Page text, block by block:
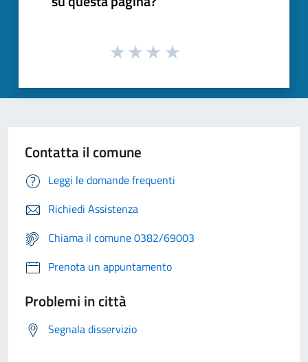
Contatta il comune
Leggi le domande frequenti
Richiedi Assistenza
Chiama il comune 0382/69003
Prenota un appuntamento
Problemi in città
Segnala disservizio